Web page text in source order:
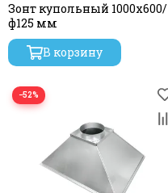
Зонт купольный 1000х600/
ф125 мм
В корзину
−52%